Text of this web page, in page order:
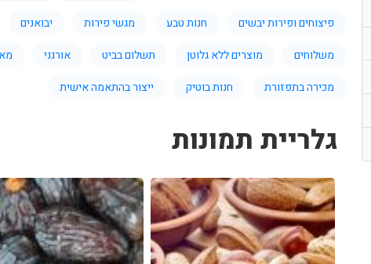
פיצוחים ופירות יבשים חנות טבע מגשי פירות יבואנים
משלוחים
מוצרים ללא גלוטן תשלום בביט אורגני
מכירה בתפזורת
חנות בוטיק ייצור בהתאמה אישית
גלריית תמונות